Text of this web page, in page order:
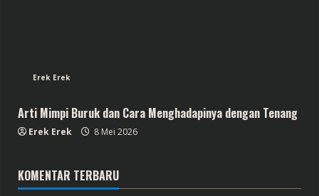
Erek Erek
Arti Mimpi Buruk dan Cara Menghadapinya dengan Tenang
Erek Erek 8 Mei 2026
KOMENTAR TERBARU